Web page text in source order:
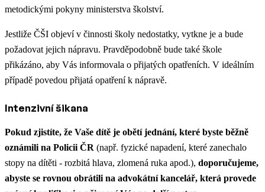
metodickými pokyny ministerstva školství.
Jestliže ČŠI objeví v činnosti školy nedostatky, vytkne je a bude
požadovat jejich nápravu. Pravděpodobně bude také škole
přikázáno, aby Vás informovala o přijatých opatřeních. V ideálním
případě povedou přijatá opatření k nápravě.
Intenzivní šikana
Pokud zjistíte, že Vaše dítě je obětí jednání, které byste běžně
oznámili na Policii ČR (např. fyzické napadení, které zanechalo
stopy na dítěti - rozbitá hlava, zlomená ruka apod.), doporučujeme,
abyste se rovnou obrátili na advokátní kancelář, která provede